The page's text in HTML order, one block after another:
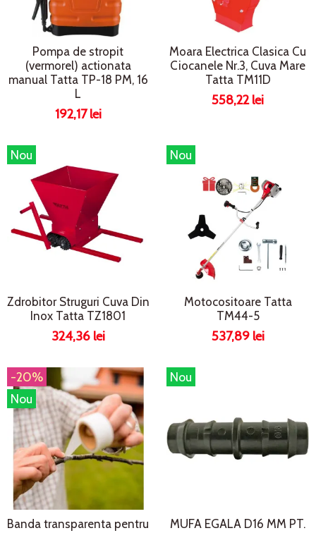
Pompa de stropit
(vermorel) actionata
manual Tatta TP-18 PM, 16
L
192,17 lei
Moara Electrica Clasica Cu
Ciocanele Nr.3, Cuva Mare
Tatta TM11D
558,22 lei
Nou
Zdrobitor Struguri Cuva Din
Inox Tatta TZ1801
324,36 lei
Nou
Motocositoare Tatta
TM44-5
537,89 lei
-20%
Nou
Banda transparenta pentru
Nou
MUFA EGALA D16 MM PT.